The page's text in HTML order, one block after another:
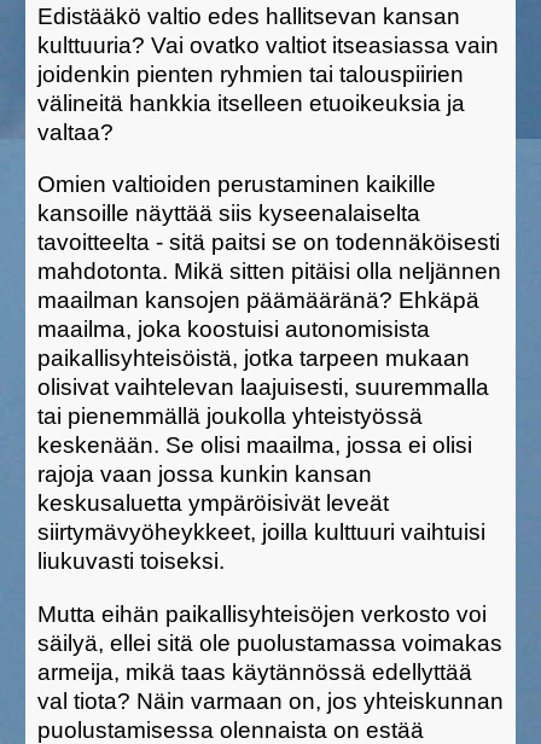
Edistääkö valtio edes hallitsevan kansan
kulttuuria? Vai ovatko valtiot itseasiassa vain
joidenkin pienten ryhmien tai talouspiirien
välineitä hankkia itselleen etuoikeuksia ja
valtaa?
Omien valtioiden perustaminen kaikille
kansoille näyttää siis kyseenalaiselta
tavoitteelta - sitä paitsi se on todennäköisesti
mahdotonta. Mikä sitten pitäisi olla neljännen
maailman kansojen päämääränä? Ehkäpä
maailma, joka koostuisi autonomisista
paikallisyhteisöistä, jotka tarpeen mukaan
olisivat vaihtelevan laajuisesti, suuremmalla
tai pienemmällä joukolla yhteistyössä
keskenään. Se olisi maailma, jossa ei olisi
rajoja vaan jossa kunkin kansan
keskusaluetta ympäröisivät leveät
siirtymävyöheykkeet, joilla kulttuuri vaihtuisi
liukuvasti toiseksi.
Mutta eihän paikallisyhteisöjen verkosto voi
säilyä, ellei sitä ole puolustamassa voimakas
armeija, mikä taas käytännössä edellyttää
val tiota? Näin varmaan on, jos yhteiskunnan
puolustamisessa olennaista on estää